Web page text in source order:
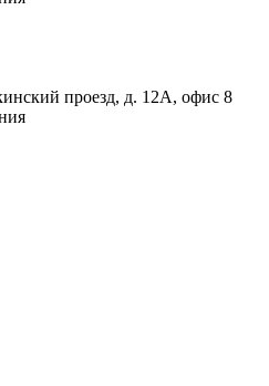
проезд, д. 12А, офис 8